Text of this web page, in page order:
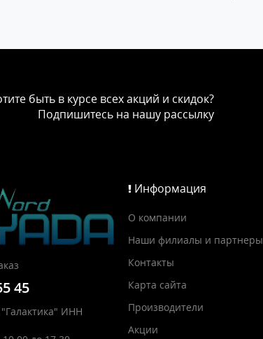
быть в курсе всех акций и скидок?
Подпишитесь на нашу рассылку
45
ИНН
Информация
О компании
Наши филиалы и партнеры
Контакты
Карта сайта
Производители
Акции